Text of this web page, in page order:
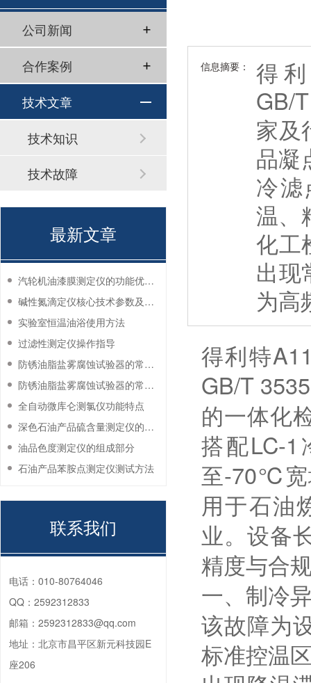
信息摘要：
得
GB/
家及
品凝
冷
温、
化工
出现
为高
得利特
GB/T
的一体化
搭配LC-
至-70℃宽
用于石油
业。设备
精度与合
一、制冷
该故障为
标准控温
公司新闻
合作案例
技术文章
技术知识
技术故障
最新文章
汽轮机油漆膜测定仪的功能优势有哪些？
碱性氮滴定仪核心技术参数及应用说明
实验室恒温油浴使用方法
过滤性测定仪操作指导
防锈油脂盐雾腐蚀试验器的常见故障与解决方法
防锈油脂盐雾腐蚀试验器的常见故障与解决方法
全自动微库仑测氯仪功能特点
深色石油产品硫含量测定仪的工作环境要求
油品色度测定仪的组成部分
石油产品苯胺点测定仪测试方法
联系我们
电话： 010-80764046
QQ： 2592312833
邮箱： 2592312833@qq.com
地址： 北京市昌平区新元科技园E
座206